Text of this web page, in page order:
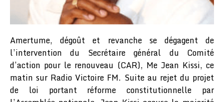
Amertume, dégoût et revanche se dégagent de
l’intervention du Secrétaire général du Comité
d’action pour le renouveau (CAR), Me Jean Kissi, ce
matin sur Radio Victoire FM. Suite au rejet du projet
de loi portant réforme constitutionnelle par